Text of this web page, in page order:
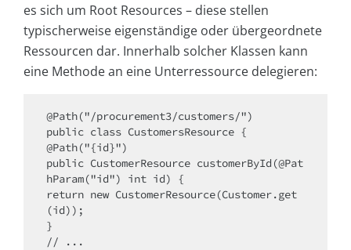
es sich um Root Resources – diese stellen
typischerweise eigenständige oder übergeordnete
Ressourcen dar. Innerhalb solcher Klassen kann
eine Methode an eine Unterressource delegieren:
@Path("/procurement3/customers/")
public class CustomersResource {
@Path("{id}")
public CustomerResource customerById(@Pat
hParam("id") int id) {
return new CustomerResource(Customer.get
(id));
}
// ...